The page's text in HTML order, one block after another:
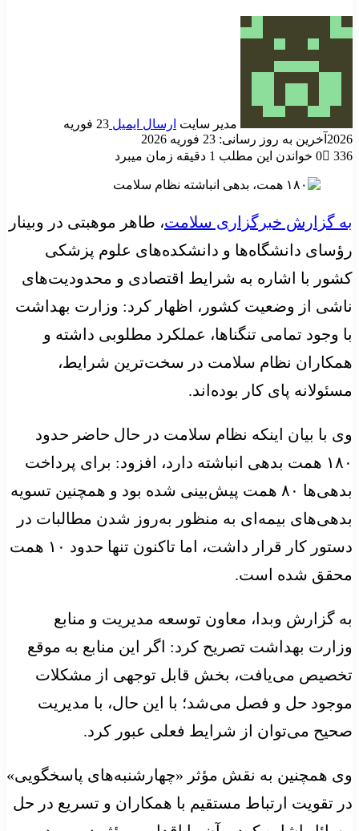
مدیر سایت ارسال ایمیل
23 فوریه
2026 آخرین به روز رسانی: 23 فوریه 2026
0
336 خواندن این مطلب 1 دقیقه زمان میبرد
به گزارش خبرگزاری سلامت، طاهر موهبتی در وبینار
رؤسای دانشگاه‌ها و دانشکده‌های علوم پزشکی
کشور با اشاره به شرایط اقتصادی و محدودیت‌های
ناشی از وضعیت کشور، اظهار کرد: وزارت بهداشت
با وجود تمامی تنگناها، عملکرد مطلوبی داشته و
همکاران نظام سلامت در سخت‌ترین شرایط،
مسئولانه پای کار بوده‌اند.
وی با بیان اینکه نظام سلامت در حال حاضر حدود
۱۸۰ همت بدهی انباشته دارد، افزود: برای پرداخت
بدهی‌ها ۸۰ همت پیش‌بینی شده بود و همچنین تسویه
بدهی‌های بیمه‌ای به‌ منظور به‌روز شدن مطالبات در
دستور کار قرار داشت، اما تاکنون تنها حدود ۱۰ همت
محقق شده است.
به گزارش وبدا، معاون توسعه مدیریت و منابع
وزارت بهداشت تصریح کرد: اگر این منابع به‌ موقع
تخصیص می‌یافت، بخش قابل توجهی از مشکلات
موجود حل و فصل می‌شد؛ با این حال، با مدیریت
صحیح می‌توان از شرایط فعلی عبور کرد.
وی همچنین به نقش مؤثر «چهارشنبه‌های پاسخگویی»
در تقویت ارتباط مستقیم با همکاران و تسریع در حل